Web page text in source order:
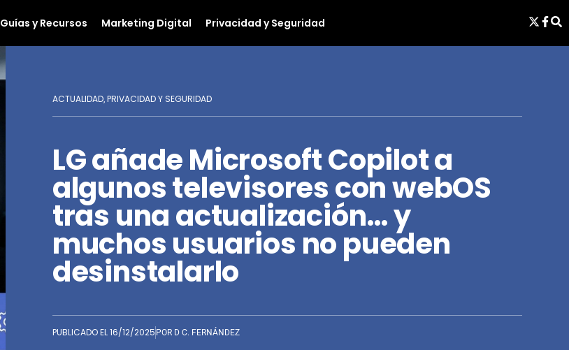
Guías y Recursos Marketing Digital Privacidad y Seguridad
ACTUALIDAD, PRIVACIDAD Y SEGURIDAD
LG añade Microsoft Copilot a
algunos televisores con webOS
tras una actualización… y
muchos usuarios no pueden
desinstalarlo
PUBLICADO EL16/12/2025 POR D C. FERNÁNDEZ